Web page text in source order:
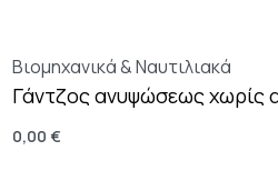
Βιομηχανικά & Ναυτιλιακά
Γάντζος ανυψώσεως χωρίς
0,00 €